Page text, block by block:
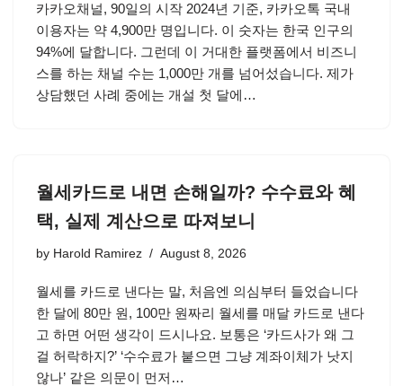
카카오채널, 90일의 시작 2024년 기준, 카카오톡 국내
이용자는 약 4,900만 명입니다. 이 숫자는 한국 인구의
94%에 달합니다. 그런데 이 거대한 플랫폼에서 비즈니
스를 하는 채널 수는 1,000만 개를 넘어섰습니다. 제가
상담했던 사례 중에는 개설 첫 달에…
월세카드로 내면 손해일까? 수수료와 혜
택, 실제 계산으로 따져보니
by Harold Ramirez August 8, 2026
월세를 카드로 낸다는 말, 처음엔 의심부터 들었습니다
한 달에 80만 원, 100만 원짜리 월세를 매달 카드로 낸다
고 하면 어떤 생각이 드시나요. 보통은 ‘카드사가 왜 그
걸 허락하지?’ ‘수수료가 붙으면 그냥 계좌이체가 낫지
않나’ 같은 의문이 먼저…